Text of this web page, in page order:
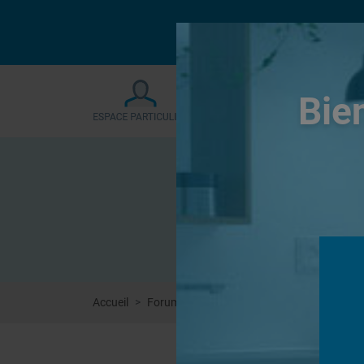
Le forum sera
Accueil Forums